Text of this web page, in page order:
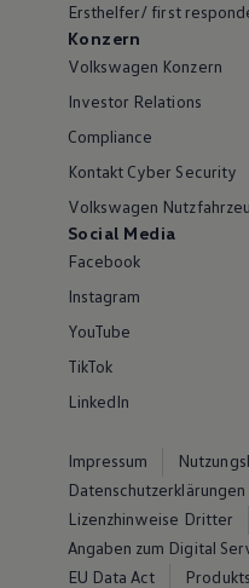
Ersthelfer/ first
Konzern
Volkswagen Konzern
Investor Relations
Compliance
Kontakt Cyber Security
Volkswagen
Social Media
Facebook
Instagram
YouTube
TikTok
LinkedIn
Impressum
Datenschutzerklärungen
Lizenzhinweise Dritter
Angaben zum Digital
EU Data Act